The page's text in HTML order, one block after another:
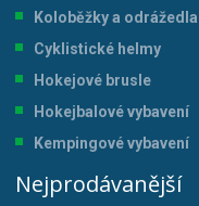
Koloběžky a odrážedla
Cyklistické helmy
Hokejové brusle
Hokejbalové vybavení
Kempingové vybavení
Nejprodávanější